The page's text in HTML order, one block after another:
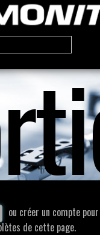
ou créer un compte
de cette page.